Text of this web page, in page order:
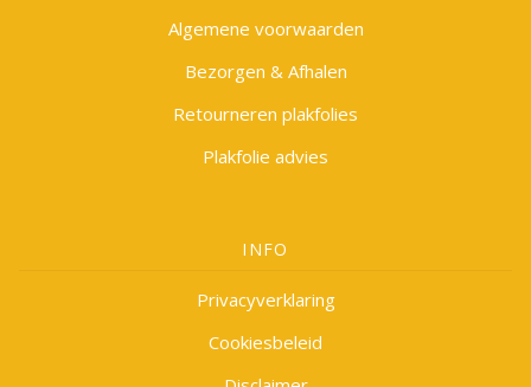
Algemene voorwaarden
Bezorgen & Afhalen
Retourneren plakfolies
Plakfolie advies
INFO
Privacyverklaring
Cookiesbeleid